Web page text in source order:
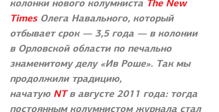
колонки нового колумниста The New
TimesОлега Навального, который
отбывает срок — 3,5 года — в колонии
в Орловской области по печально
знаменитому делу «Ив Роше». Так мы
продолжили традицию,
начатую NTв августе 2011 года: тогда
постоянным колумнистом журнала стал